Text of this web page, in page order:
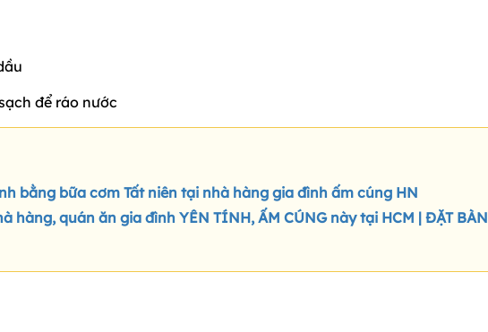
để ráo nước
bằng bữa cơm Tất niên tại nhà hàng gia đình ấm cúng HN
hàng, quán ăn gia đình YÊN TÍNH, ẤM CÚNG này tại HCM | ĐẶT BÀN